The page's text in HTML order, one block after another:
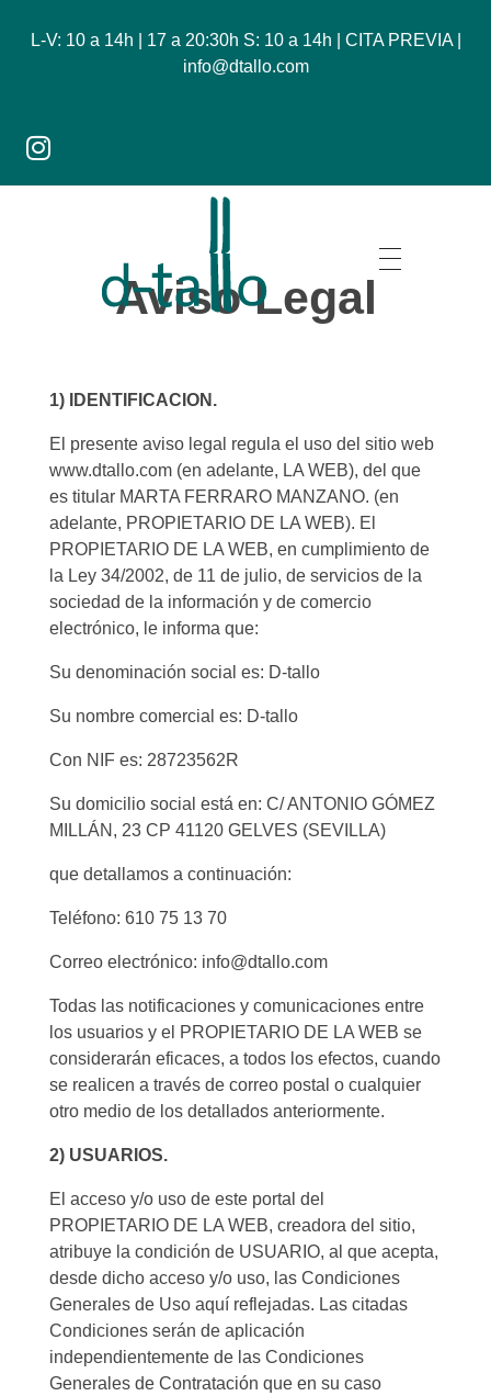
L-V: 10 a 14h | 17 a 20:30h S: 10 a 14h | CITA PREVIA |
info@dtallo.com
Aviso Legal
1) IDENTIFICACION.
El presente aviso legal regula el uso del sitio web
www.dtallo.com (en adelante, LA WEB), del que
es titular MARTA FERRARO MANZANO. (en
adelante, PROPIETARIO DE LA WEB). El
PROPIETARIO DE LA WEB, en cumplimiento de
la Ley 34/2002, de 11 de julio, de servicios de la
sociedad de la información y de comercio
electrónico, le informa que:
Su denominación social es: D-tallo
Su nombre comercial es: D-tallo
Con NIF es: 28723562R
Su domicilio social está en: C/ ANTONIO GÓMEZ
MILLÁN, 23 CP 41120 GELVES (SEVILLA)
que detallamos a continuación:
Teléfono: 610 75 13 70
Correo electrónico: info@dtallo.com
Todas las notificaciones y comunicaciones entre
los usuarios y el PROPIETARIO DE LA WEB se
considerarán eficaces, a todos los efectos, cuando
se realicen a través de correo postal o cualquier
otro medio de los detallados anteriormente.
2) USUARIOS.
El acceso y/o uso de este portal del
PROPIETARIO DE LA WEB, creadora del sitio,
atribuye la condición de USUARIO, al que acepta,
desde dicho acceso y/o uso, las Condiciones
Generales de Uso aquí reflejadas. Las citadas
Condiciones serán de aplicación
independientemente de las Condiciones
Generales de Contratación que en su caso